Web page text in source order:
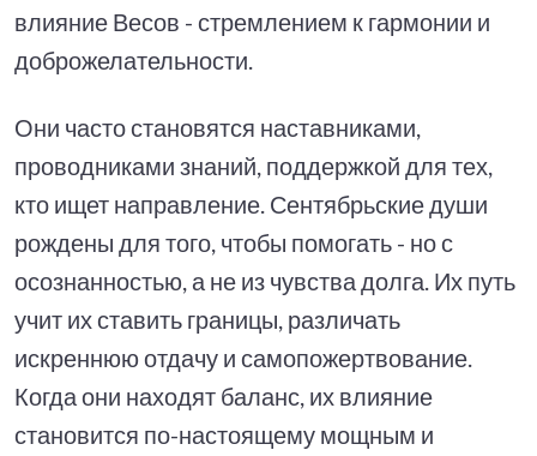
влияние Весов - стремлением к гармонии и
доброжелательности.
Они часто становятся наставниками,
проводниками знаний, поддержкой для тех,
кто ищет направление. Сентябрьские души
рождены для того, чтобы помогать - но с
осознанностью, а не из чувства долга. Их путь
учит их ставить границы, различать
искреннюю отдачу и самопожертвование.
Когда они находят баланс, их влияние
становится по-настоящему мощным и